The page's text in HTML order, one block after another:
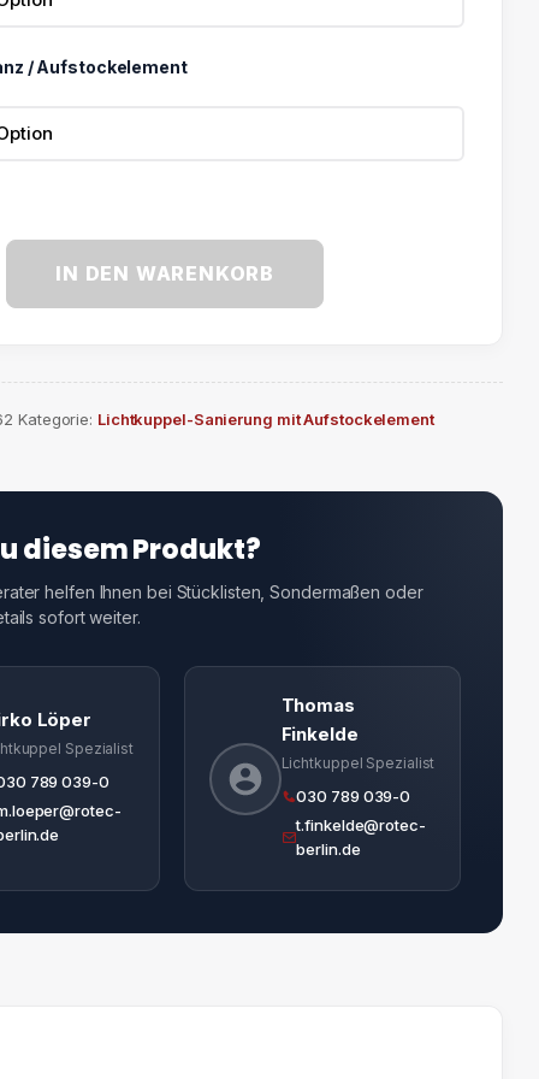
/ Aufstockelement
IN DEN WARENKORB
Kategorie: Lichtkuppel-Sanierung mit Aufstockelement
diesem Produkt?
helfen Ihnen bei Stücklisten, Sondermaßen oder
sofort weiter.
Löper
Spezialist
789 039-0
Thomas
Finkelde
Lichtkuppel Spezialist
030 789 039-0
t.finkelde@rotec-
berlin.de